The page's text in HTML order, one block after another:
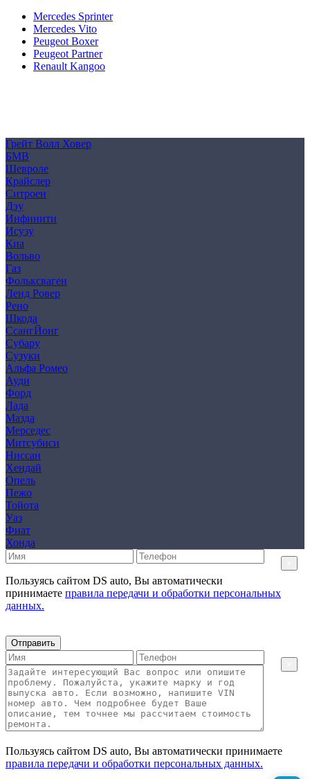
Mercedes Sprinter
Mercedes Vito
Peugeot Boxer
Peugeot Partner
Renault Kangoo
Грейт Волл Ховер
БМВ
Шевроле
Крайслер
Ситроен
Дэу
Инфинити
Исузу
Киа
Вольво
Газ
Фольксваген
Ленд Ровер
Рено
Шкода
СсангЙонг
Субару
Сузуки
Альфа Ромео
Ауди
Форд
Лада
Мазда
Мерседес
Митсубиси
Ниссан
Хендай
Опель
Пежо
Тойота
Уаз
Фиат
Хонда
Пользуясь сайтом DS auto, Вы автоматически
принимаете правила передачи и обработки персональных
данных.
Отправить
Пользуясь сайтом DS auto, Вы автоматически принимаете
правила передачи и обработки персональных данных.